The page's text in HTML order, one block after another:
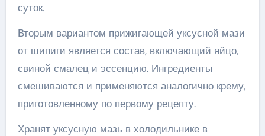
суток.
Вторым вариантом прижигающей уксусной мази
от шипиги является состав, включающий яйцо,
свиной смалец и эссенцию. Ингредиенты
смешиваются и применяются аналогично крему,
приготовленному по первому рецепту.
Хранят уксусную мазь в холодильнике в